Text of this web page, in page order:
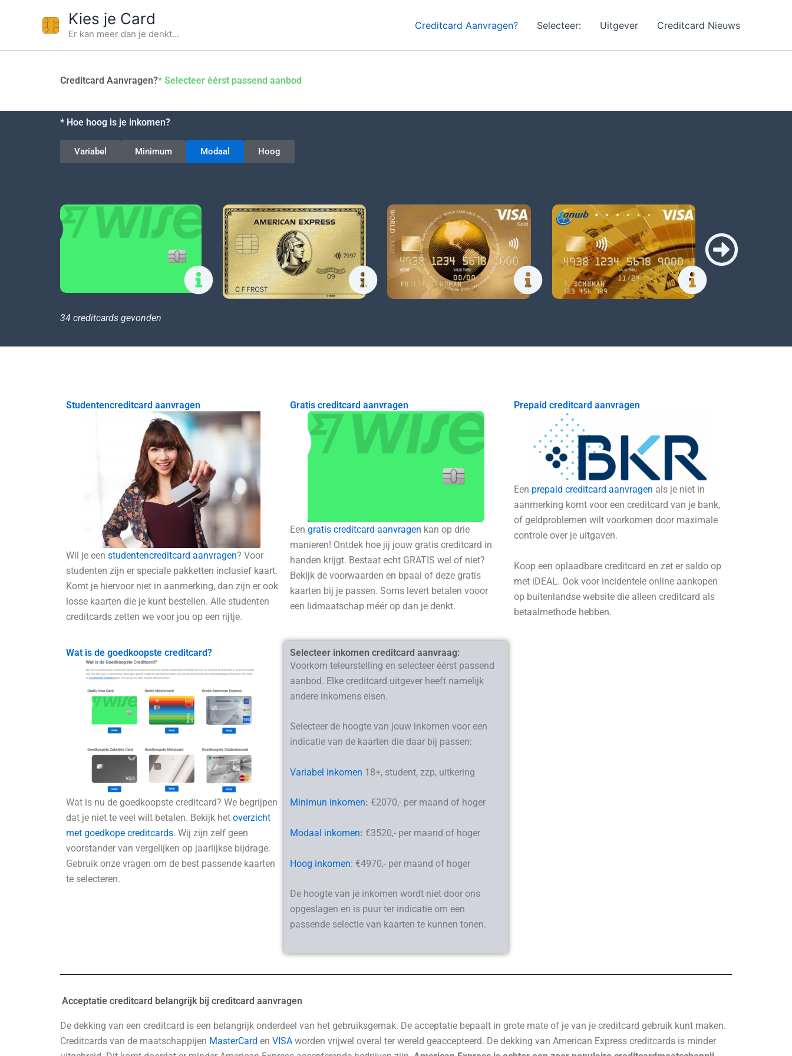
inhoud
Kies je Card
Er kan meer dan je denkt...
Creditcard Aanvragen? Selecteer: Uitgever Creditcard Nieuws
Creditcard Aanvragen?* Selecteer éérst passend aanbod
* Hoe hoog is je inkomen?
Variabel Minimum Modaal Hoog
34 creditcards gevonden
Studentencreditcard aanvragen
Wil je een studentencreditcard aanvragen? Voor
studenten zijn er speciale pakketten inclusief kaart.
Komt je hiervoor niet in aanmerking, dan zijn er ook
losse kaarten die je kunt bestellen. Alle studenten
creditcards zetten we voor jou op een rijtje.
Gratis creditcard aanvragen
Een gratis creditcard aanvragen kan op drie
manieren! Ontdek hoe jij jouw gratis creditcard in
handen krijgt. Bestaat echt GRATIS wel of niet?
Bekijk de voorwaarden en bpaal of deze gratis
kaarten bij je passen. Soms levert betalen vooor
een lidmaatschap méér op dan je denkt.
Prepaid creditcard aanvragen
Een prepaid creditcard aanvragen als je niet in
aanmerking komt voor een creditcard van je bank,
of geldproblemen wilt voorkomen door maximale
controle over je uitgaven.
Koop een oplaadbare creditcard en zet er saldo op
met iDEAL. Ook voor incidentele online aankopen
op buitenlandse website die alleen creditcard als
betaalmethode hebben.
Wat is de goedkoopste creditcard?
Wat is nu de goedkoopste creditcard? We begrijpen
dat je niet te veel wilt betalen. Bekijk het overzicht
met goedkope creditcards. Wij zijn zelf geen
voorstander van vergelijken op jaarlijkse bijdrage.
Gebruik onze vragen om de best passende kaarten
te selecteren.
Selecteer inkomen creditcard aanvraag:
Voorkom teleurstelling en selecteer éérst passend
aanbod. Elke creditcard uitgever heeft namelijk
andere inkomens eisen.
Selecteer de hoogte van jouw inkomen voor een
indicatie van de kaarten die daar bij passen:
Variabel inkomen 18+, student, zzp, uitkering
Minimun inkomen: €2070,- per maand of hoger
Modaal inkomen: €3520,- per maand of hoger
Hoog inkomen: €4970,- per maand of hoger
De hoogte van je inkomen wordt niet door ons
opgeslagen en is puur ter indicatie om een
passende selectie van kaarten te kunnen tonen.
Acceptatie creditcard belangrijk bij creditcard aanvragen
De dekking van een creditcard is een belangrijk onderdeel van het gebruiksgemak. De acceptatie bepaalt in grote mate of je van je creditcard gebruik kunt maken.
Creditcards van de maatschappijen MasterCard en VISA worden vrijwel overal ter wereld geaccepteerd. De dekking van American Express creditcards is minder